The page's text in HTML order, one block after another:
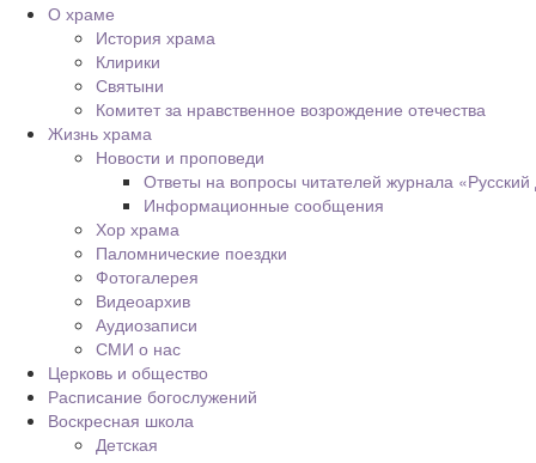
О храме
История храма
Клирики
Святыни
Комитет за нравственное возрождение отечества
Жизнь храма
Новости и проповеди
Ответы на вопросы читателей журнала
Информационные сообщения
Хор храма
Паломнические поездки
Фотогалерея
Видеоархив
Аудиозаписи
СМИ о нас
Церковь и общество
Расписание богослужений
Воскресная школа
Детская